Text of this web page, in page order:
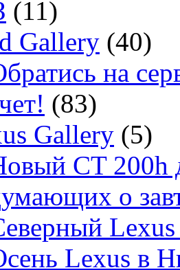
(11)
Gallery (40)
на
(83)
Gallery (5)
CT 200h
о
Lexus
Lexus в